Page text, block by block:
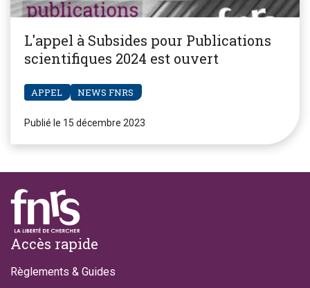
L'appel à Subsides pour Publications
scientifiques 2024 est ouvert
APPEL NEWS FNRS
Publié le 15 décembre 2023
Footer
Accès rapide
Règlements & Guides